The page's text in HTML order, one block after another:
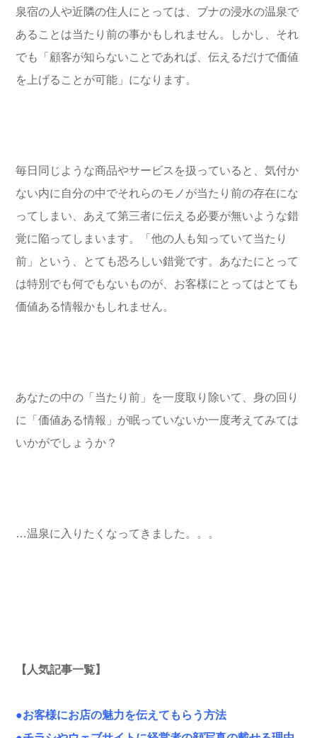
泉宿の人や近隣の住人にとっては、ブナの浸水の温泉で
あることは当たり前の事かもしれません。しかし、それ
でも「顧客が知らないことであれば、伝えるだけで価値
を上げることが可能」になります。
毎日同じような商品やサービスを扱っていると、気付か
ない内に自分の中でそれらのモノが当たり前の存在にな
ってしまい、あえて第三者に伝える必要が無いような錯
覚に陥ってしまいます。「他の人も知っていて当たり
前」という、とても恐ろしい錯覚です。あなたにとって
は特別でも何でもないものが、お客様にとってはとても
価値ある情報かもしれません。
あなたの中の「当たり前」を一度取り除いて、身の回り
に「価値ある情報」が眠っていないか一度考えてみては
いかがでしょうか？
…温泉に入りたくなってきました。。。
【人気記事一覧】
●お客様にお店の魅力を伝えてもらう方法